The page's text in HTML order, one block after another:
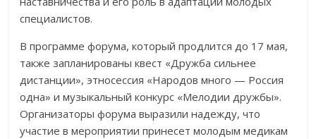
специалистов.
В программе форума, который продлится до 17 мая,
также запланированы квест «Дружба сильнее
дистанции», этносессия «Народов много — Россия
одна» и музыкальный конкурс «Мелодии дружбы».
Организаторы форума выразили надежду, что
участие в мероприятии принесет молодым медикам